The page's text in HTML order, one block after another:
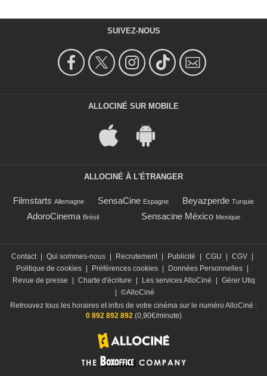
SUIVEZ-NOUS
ALLOCINÉ SUR MOBILE
ALLOCINÉ À L'ÉTRANGER
Filmstarts Allemagne SensaCine Espagne Beyazperde Turquie
AdoroCinema Brésil Sensacine México Mexique
Contact Qui sommes-nous Recrutement Publicité CGU CGV
Politique de cookies
Préférences cookies Données Personnelles
Revue de presse
Charte d'écriture Les services AlloCiné
Gérer Utiq
©AlloCiné
Retrouvez tous les horaires et infos de votre cinéma sur le numéro AlloCiné :
0 892 892 892(0,90€/minute)